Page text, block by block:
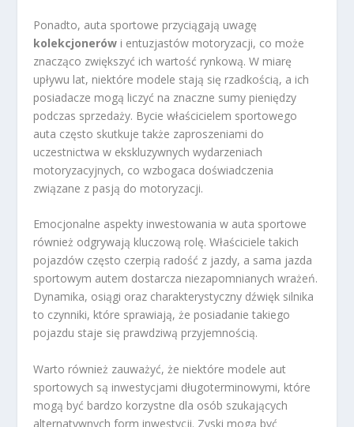
Ponadto, auta sportowe przyciągają uwagę
kolekcjonerów i entuzjastów motoryzacji, co może
znacząco zwiększyć ich wartość rynkową. W miarę
upływu lat, niektóre modele stają się rzadkością, a ich
posiadacze mogą liczyć na znaczne sumy pieniędzy
podczas sprzedaży. Bycie właścicielem sportowego
auta często skutkuje także zaproszeniami do
uczestnictwa w ekskluzywnych wydarzeniach
motoryzacyjnych, co wzbogaca doświadczenia
związane z pasją do motoryzacji.
Emocjonalne aspekty inwestowania w auta sportowe
również odgrywają kluczową rolę. Właściciele takich
pojazdów często czerpią radość z jazdy, a sama jazda
sportowym autem dostarcza niezapomnianych wrażeń.
Dynamika, osiągi oraz charakterystyczny dźwięk silnika
to czynniki, które sprawiają, że posiadanie takiego
pojazdu staje się prawdziwą przyjemnością.
Warto również zauważyć, że niektóre modele aut
sportowych są inwestycjami długoterminowymi, które
mogą być bardzo korzystne dla osób szukających
alternatywnych form inwestycji. Zyski mogą być